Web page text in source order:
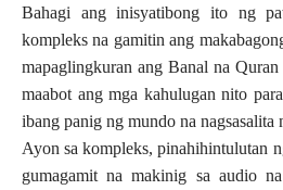
Bahagi ang inisyatibong ito ng
kompleks na gamitin ang
mapaglingkuran ang Banal na
maabot ang mga kahulugan nito
ibang panig ng mundo na nagsasalita
Ayon sa kompleks, pinahihintulutan
gumagamit na makinig sa audio